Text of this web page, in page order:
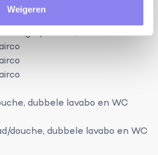
Weigeren
(gelijkvloers)
(gelijkvloers)
dubbele lavabo en WC
douche, dubbele lavabo en WC